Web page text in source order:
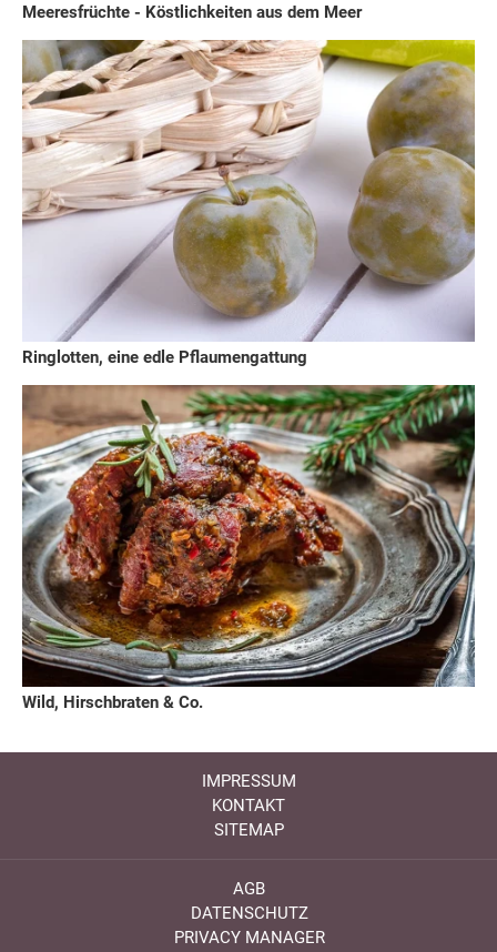
Meeresfrüchte - Köstlichkeiten aus dem Meer
Ringlotten, eine edle Pflaumengattung
Wild, Hirschbraten & Co.
IMPRESSUM
KONTAKT
SITEMAP
AGB
DATENSCHUTZ
PRIVACY MANAGER